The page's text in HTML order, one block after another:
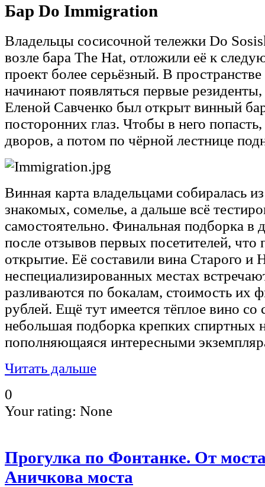
Бар Do Immigration
Владельцы сосисочной тележки Do
возле бара The Hat, отложили её к
проект более серьёзный. В
начинают появляться первые
Еленой Савченко был открыт винный
посторонних глаз. Чтобы в него
дворов, а потом по чёрной лестнице
Винная карта владельцами собиралась
знакомых, сомелье, а дальше всё
самостоятельно. Финальная подборка в
после отзывов первых посетителей, что
открытие. Её составили вина Старого и
неспециализированных местах
разливаются по бокалам, стоимость их
рублей. Ещё тут имеется тёплое вино со
небольшая подборка крепких спиртных
пополняющаяся интересными
Читать дальше
0
Your rating: None
Прогулка по Фонтанке. От
Аничкова моста